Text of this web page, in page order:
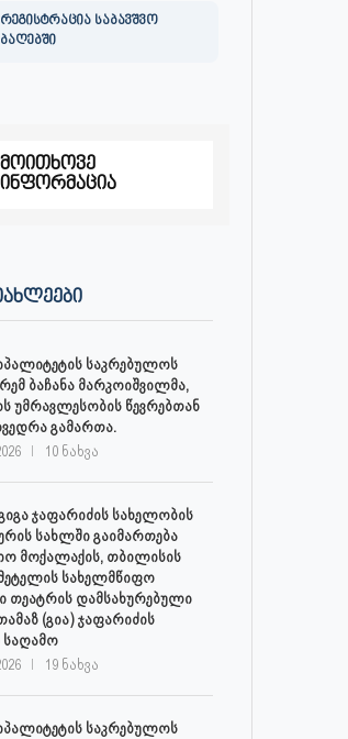
ონში,
და
ონის მუნიციპალიტეტის მერმა
რეგისტრაცია საბავშვო
ბაღებში
მოითხოვე
ინფორმაცია
საკრებულოს
ბაჩანა მარკოიშვილმა,
უმრავლესობის წევრებთან
გამართა.
10 ნახვა
ჯაფარიძის სახელობის
სახლში გაიმართება
მოქალაქის, თბილისის
სახელმწიფო
თეატრის დამსახურებული
(გია) ჯაფარიძის
საღამო
19 ნახვა
საკრებულოს